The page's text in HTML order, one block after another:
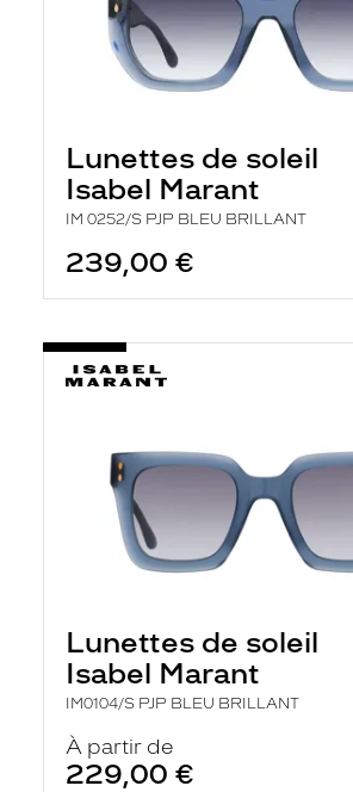
Lunettes de soleil
Isabel Marant
IM 0252/S PJP BLEU BRILLANT
239,00 €
Lunettes de soleil
Isabel Marant
IM0104/S PJP BLEU BRILLANT
À partir de
229,00 €